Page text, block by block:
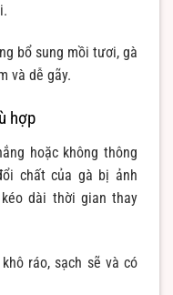
bổ sung mồi tươi, gà
và dễ gãy.
hợp
hoặc không thông
chất của gà bị ảnh
dài thời gian thay
ráo, sạch sẽ và có